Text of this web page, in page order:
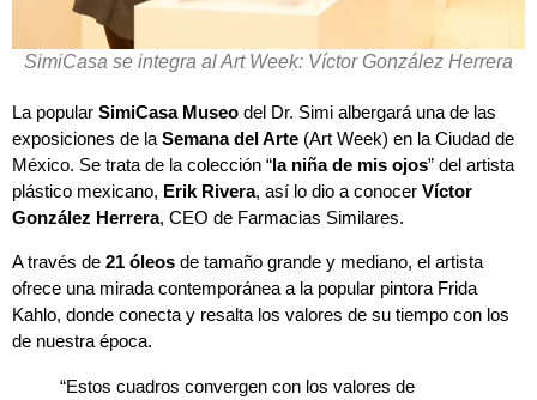
SimiCasa se integra al Art Week: Víctor González Herrera
La popular SimiCasa Museo del Dr. Simi albergará una de las
exposiciones de la Semana del Arte (Art Week) en la Ciudad de
México. Se trata de la colección “la niña de mis ojos” del artista
plástico mexicano, Erik Rivera, así lo dio a conocer Víctor
González Herrera, CEO de Farmacias Similares.
A través de 21 óleos de tamaño grande y mediano, el artista
ofrece una mirada contemporánea a la popular pintora Frida
Kahlo, donde conecta y resalta los valores de su tiempo con los
de nuestra época.
“Estos cuadros convergen con los valores de